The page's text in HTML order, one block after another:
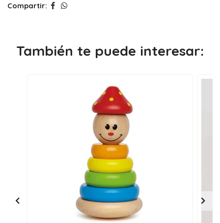
Compartir:
También te puede interesar: